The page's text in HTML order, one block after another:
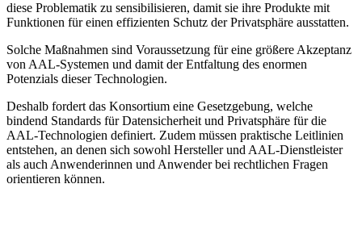
diese Problematik zu sensibilisieren, damit sie ihre Produkte mit
Funktionen für einen effizienten Schutz der Privatsphäre ausstatten.
Solche Maßnahmen sind Voraussetzung für eine größere Akzeptanz
von AAL-Systemen und damit der Entfaltung des enormen
Potenzials dieser Technologien.
Deshalb fordert das Konsortium eine Gesetzgebung, welche
bindend Standards für Datensicherheit und Privatsphäre für die
AAL-Technologien definiert. Zudem müssen praktische Leitlinien
entstehen, an denen sich sowohl Hersteller und AAL-Dienstleister
als auch Anwenderinnen und Anwender bei rechtlichen Fragen
orientieren können.